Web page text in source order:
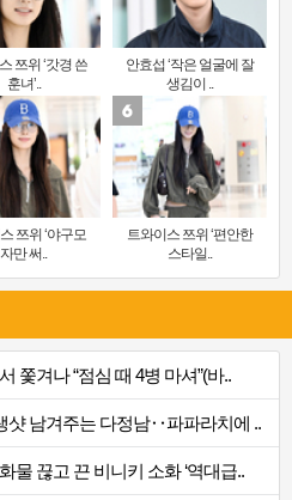
쯔위 ‘갓경 쓴
훈녀’..
안효섭 ‘작은 얼굴에 잘
생김이 ..
쯔위 ‘야구모
자만 써..
트와이스 쯔위 ‘편안한
스타일..
쫓겨나 “점심 때 4병 마셔”(바..
샷 남겨주는 다정남‥파파라치에 ..
물 끊고 끈 비니키 소화 ‘역대급..